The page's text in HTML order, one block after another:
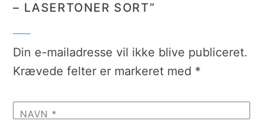
– LASERTONER SORT”
Din e-mailadresse vil ikke blive publiceret.
Krævede felter er markeret med *
NAVN *